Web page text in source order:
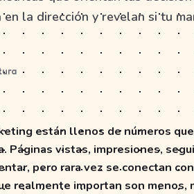
la dirección y revelan si tu
están llenos de números
Páginas vistas, impresiones,
pero rara vez se conectan
realmente importan son menos,